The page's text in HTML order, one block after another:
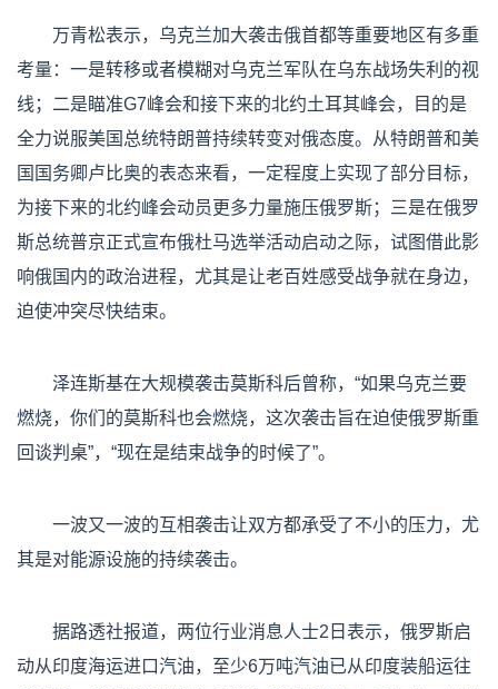
万青松表示，乌克兰加大袭击俄首都等重要地区有多重
考量：一是转移或者模糊对乌克兰军队在乌东战场失利的视
线；二是瞄准G7峰会和接下来的北约土耳其峰会，目的是
全力说服美国总统特朗普持续转变对俄态度。从特朗普和美
国国务卿卢比奥的表态来看，一定程度上实现了部分目标，
为接下来的北约峰会动员更多力量施压俄罗斯；三是在俄罗
斯总统普京正式宣布俄杜马选举活动启动之际，试图借此影
响俄国内的政治进程，尤其是让老百姓感受战争就在身边，
迫使冲突尽快结束。
泽连斯基在大规模袭击莫斯科后曾称，“如果乌克兰要
燃烧，你们的莫斯科也会燃烧，这次袭击旨在迫使俄罗斯重
回谈判桌”，“现在是结束战争的时候了”。
一波又一波的互相袭击让双方都承受了不小的压力，尤
其是对能源设施的持续袭击。
据路透社报道，两位行业消息人士2日表示，俄罗斯启
动从印度海运进口汽油，至少6万吨汽油已从印度装船运往